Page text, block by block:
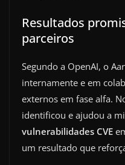
Resultados
parceiros
Segundo a OpenAI, o
internamente e em
externos em fase alfa.
identificou e ajudou a
vulnerabilidades CVE
um resultado que